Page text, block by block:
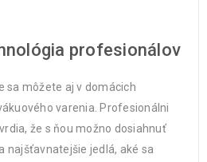
profesionálov
sa môžete aj v domácich
varenia. Profesionálni
že s ňou možno dosiahnuť
najšťavnatejšie jedlá, aké sa